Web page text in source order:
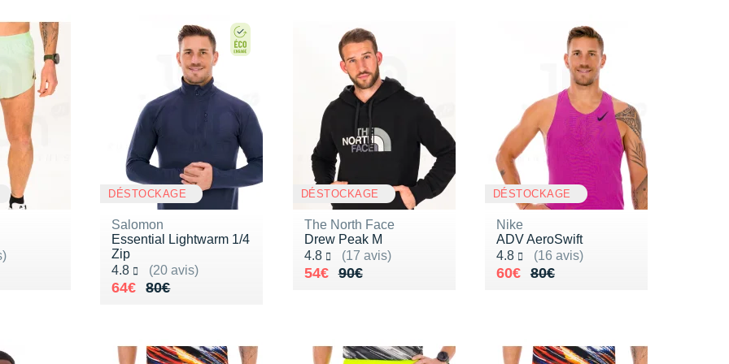
DÉSTOCKAGE
Salomon
Essential Lightwarm 1/4
Zip
4.8
(20 avis)
Noté 4.8 sur 5
80€
Au lieu de 80€
64€
Vendu 64€
DÉSTOCKAGE
The North Face
Drew Peak M
4.8
(17 avis)
Noté 4.8 sur 5
90€
Au lieu de 90€
54€
Vendu 54€
DÉSTOCKAGE
Nike
ADV AeroSwift
4.8
(16 avis)
Noté 4.8 sur 5
80€
Au lieu de 80€
60€
Vendu 60€